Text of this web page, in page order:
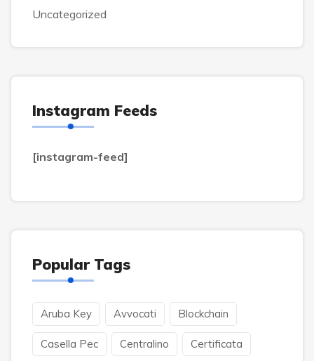
Uncategorized
Instagram Feeds
[instagram-feed]
Popular Tags
Aruba Key Avvocati Blockchain
Casella Pec Centralino Certificata